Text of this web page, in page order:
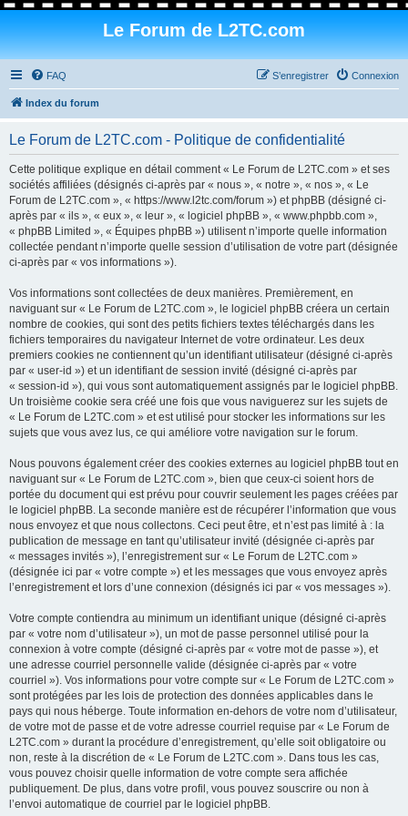
Le Forum de L2TC.com
FAQ Connexion
S’enregistrer
Index du forum
Le Forum de L2TC.com - Politique de confidentialité
Cette politique explique en détail comment « Le Forum de L2TC.com » et ses
sociétés affiliées (désignés ci-après par « nous », « notre », « nos », « Le
Forum de L2TC.com », « https://www.l2tc.com/forum ») et phpBB (désigné ci-
après par « ils », « eux », « leur », « logiciel phpBB », « www.phpbb.com »,
« phpBB Limited », « Équipes phpBB ») utilisent n’importe quelle information
collectée pendant n’importe quelle session d’utilisation de votre part (désignée
ci-après par « vos informations »).
Vos informations sont collectées de deux manières. Premièrement, en
naviguant sur « Le Forum de L2TC.com », le logiciel phpBB créera un certain
nombre de cookies, qui sont des petits fichiers textes téléchargés dans les
fichiers temporaires du navigateur Internet de votre ordinateur. Les deux
premiers cookies ne contiennent qu’un identifiant utilisateur (désigné ci-après
par « user-id ») et un identifiant de session invité (désigné ci-après par
« session-id »), qui vous sont automatiquement assignés par le logiciel phpBB.
Un troisième cookie sera créé une fois que vous naviguerez sur les sujets de
« Le Forum de L2TC.com » et est utilisé pour stocker les informations sur les
sujets que vous avez lus, ce qui améliore votre navigation sur le forum.
Nous pouvons également créer des cookies externes au logiciel phpBB tout en
naviguant sur « Le Forum de L2TC.com », bien que ceux-ci soient hors de
portée du document qui est prévu pour couvrir seulement les pages créées par
le logiciel phpBB. La seconde manière est de récupérer l’information que vous
nous envoyez et que nous collectons. Ceci peut être, et n’est pas limité à : la
publication de message en tant qu’utilisateur invité (désignée ci-après par
« messages invités »), l’enregistrement sur « Le Forum de L2TC.com »
(désignée ici par « votre compte ») et les messages que vous envoyez après
l’enregistrement et lors d’une connexion (désignés ici par « vos messages »).
Votre compte contiendra au minimum un identifiant unique (désigné ci-après
par « votre nom d’utilisateur »), un mot de passe personnel utilisé pour la
connexion à votre compte (désigné ci-après par « votre mot de passe »), et
une adresse courriel personnelle valide (désignée ci-après par « votre
courriel »). Vos informations pour votre compte sur « Le Forum de L2TC.com »
sont protégées par les lois de protection des données applicables dans le
pays qui nous héberge. Toute information en-dehors de votre nom d’utilisateur,
de votre mot de passe et de votre adresse courriel requise par « Le Forum de
L2TC.com » durant la procédure d’enregistrement, qu’elle soit obligatoire ou
non, reste à la discrétion de « Le Forum de L2TC.com ». Dans tous les cas,
vous pouvez choisir quelle information de votre compte sera affichée
publiquement. De plus, dans votre profil, vous pouvez souscrire ou non à
l’envoi automatique de courriel par le logiciel phpBB.